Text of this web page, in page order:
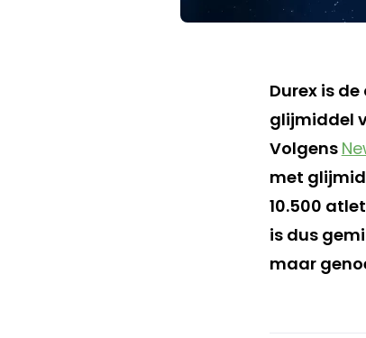
Durex is
glijmiddel
Volgens
met
10.500
is dus
maar